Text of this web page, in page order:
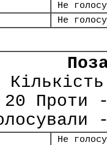
Не
Не
Проти
Не